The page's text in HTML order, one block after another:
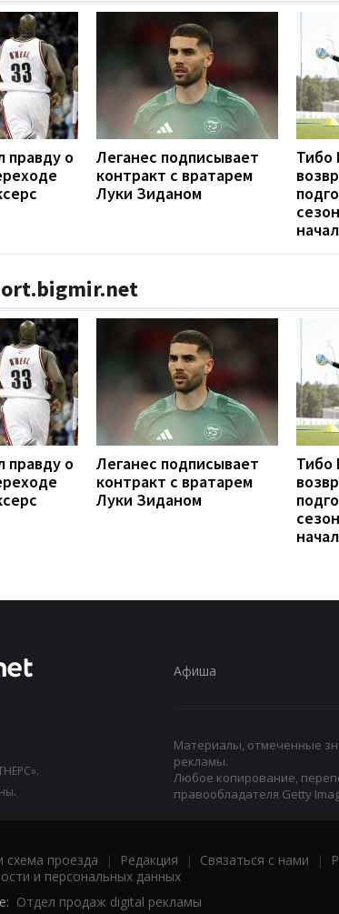
правду о
Леганес подписывает
контракт с вратарем
Луки Зиданом
Тибо
правду о
Леганес подписывает
контракт с вратарем
Луки Зиданом
Тибо
Афиша
Материалы, отмеченные
рекламы.
Любое копирование,
правообладателя Getty
схема проезда | Редакция | Связаться с нами |
и персональных данных
Отдел продаж digital рекламы